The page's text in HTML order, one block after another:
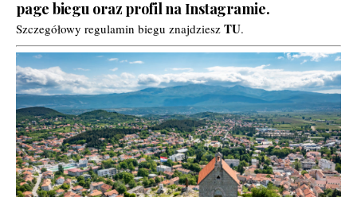
page biegu oraz profil na Instagramie.
Szczegółowy regulamin biegu znajdziesz TU.